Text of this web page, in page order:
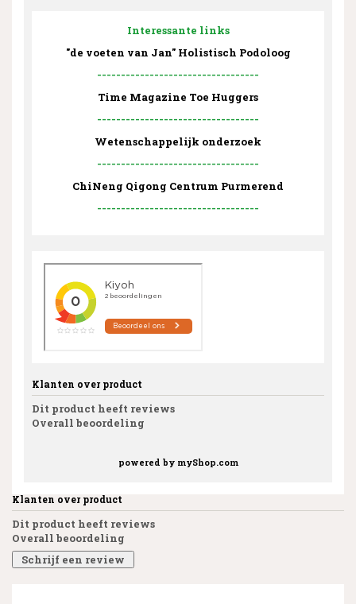
Interessante links
"de voeten van Jan" Holistisch Podoloog
----------------------------------
Time Magazine Toe Huggers
----------------------------------
Wetenschappelijk onderzoek
----------------------------------
ChiNeng Qigong Centrum Purmerend
----------------------------------
Klanten over product
Dit product heeft reviews
Overall beoordeling
powered by myShop.com
Klanten over product
Dit product heeft reviews
Overall beoordeling
Schrijf een review